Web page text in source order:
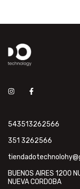
543513262566
351 3262566
BUENOS AIRES 1200
NUEVA CORDOBA